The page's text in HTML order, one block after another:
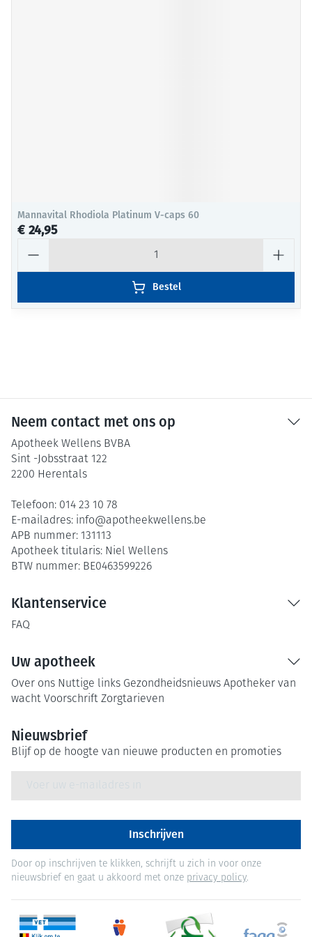
Mannavital Rhodiola Platinum V-caps 60
€ 24,95
Bestel
Neem contact met ons op
Apotheek Wellens BVBA
Sint -Jobsstraat 122
2200 Herentals
Telefoon: 014 23 10 78
E-mailadres: info@apotheekwellens.be
APB nummer: 131113
Apotheek titularis: Niel Wellens
BTW nummer: BE0463599226
Klantenservice
FAQ
Uw apotheek
Over ons Nuttige links Gezondheidsnieuws Apotheker van
wacht Voorschrift Zorgtarieven
Nieuwsbrief
Blijf op de hoogte van nieuwe producten en promoties
Inschrijven
Door op inschrijven te klikken, schrijft u zich in voor onze
nieuwsbrief en gaat u akkoord met onze privacy policy.